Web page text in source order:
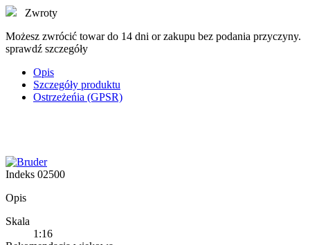
Zwroty
Możesz zwrócić towar do 14 dni or zakupu bez podania przyczyny.
sprawdź szczegóły
Opis
Szczegóły produktu
Ostrzeżeńia (GPSR)
Indeks 02500
Opis
Skala
1:16